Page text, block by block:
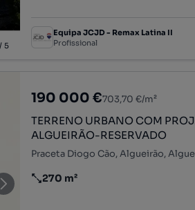
5
Equipa JCJD - Remax Latina II
Profissional
190 000 €703,70 €/m²
TERRENO URBANO COM
ALGUEIRÃO-RESERVADO
Praceta Diogo Cão, Algueirão,
Preço por metro quadrado
270 m²